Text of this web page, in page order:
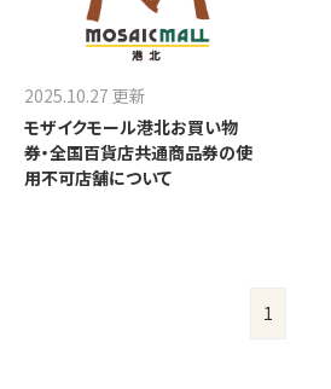
2025.10.27 更新
モザイクモール港北お買い物
券・全国百貨店共通商品券の使
用不可店舗について
1